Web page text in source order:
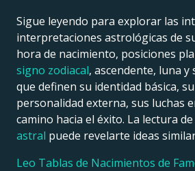
Sigue leyendo para explorar las
interpretaciones astrológicas de
hora de nacimiento, posiciones
signo zodiacal, ascendente, luna y
que definen su identidad básica, su
personalidad externa, sus luchas
camino hacia el éxito. La lectura
astral puede revelarte ideas
Leo Tablas de Nacimientos de